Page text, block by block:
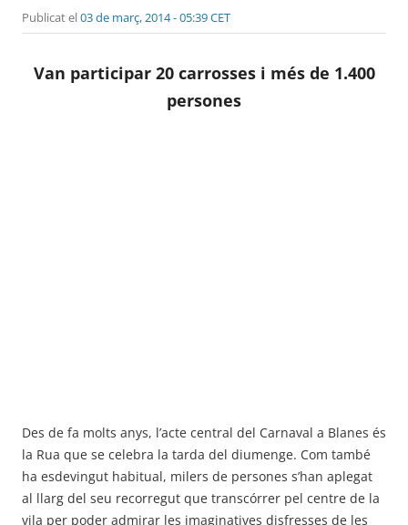
Publicat el03 de març, 2014 - 05:39 CET
Van participar 20 carrosses i més de 1.400
persones
Des de fa molts anys, l’acte central del Carnaval a Blanes és
la Rua que se celebra la tarda del diumenge. Com també
ha esdevingut habitual, milers de persones s’han aplegat
al llarg del seu recorregut que transcórrer pel centre de la
vila per poder admirar les imaginatives disfresses de les